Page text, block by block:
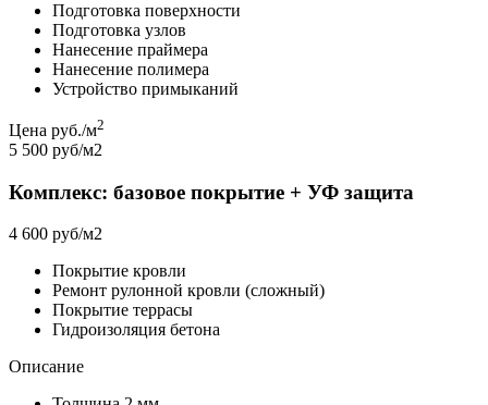
Подготовка поверхности
Подготовка узлов
Нанесение праймера
Нанесение полимера
Устройство примыканий
Цена руб./м2
5 500 руб/м2
Комплекс: базовое покрытие + УФ защита
4 600 руб/м2
Покрытие кровли
Ремонт рулонной кровли (сложный)
Покрытие террасы
Гидроизоляция бетона
Описание